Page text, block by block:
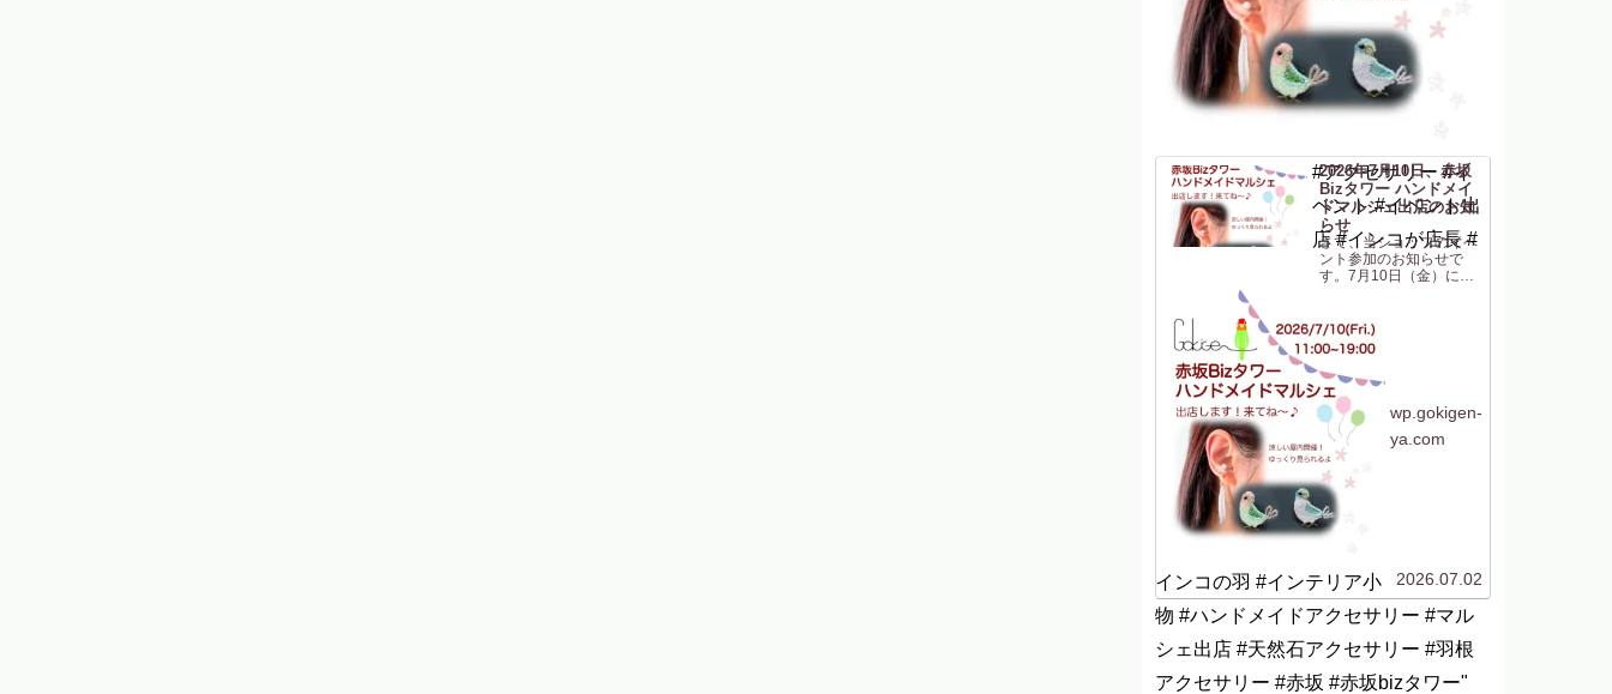
2026年7月10日、赤坂
Bizタワー ハンドメイ
ドマルシェ出店のお知
らせ
さて、当ショップのイベ
ント参加のお知らせで
す。7月10日（金）に
加します！今回は初めて
の場所、赤坂です！行く
機会がないのでよくわか
らないですがwなんだか
聞いたことはあるけど行
ったことがない「赤坂...
wp.gokigen-
ya.com
2026.07.02
#アクセサリー #イ
ベント #イベント出
店 #インコが店長 #
インコの羽 #インテリア小
物 #ハンドメイドアクセサリー #マル
シェ出店 #天然石アクセサリー #羽根
アクセサリー #赤坂 #赤坂bizタワー"